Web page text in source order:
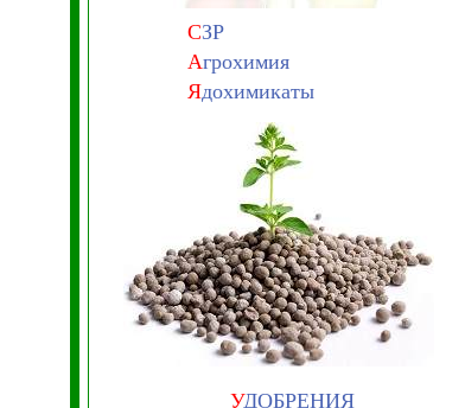
СЗР
Агрохимия
Ядохимикаты
УДОБРЕНИЯ